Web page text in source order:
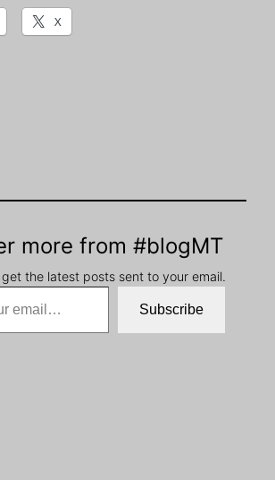
X
more from #blogMT
the latest posts sent to your email.
Subscribe